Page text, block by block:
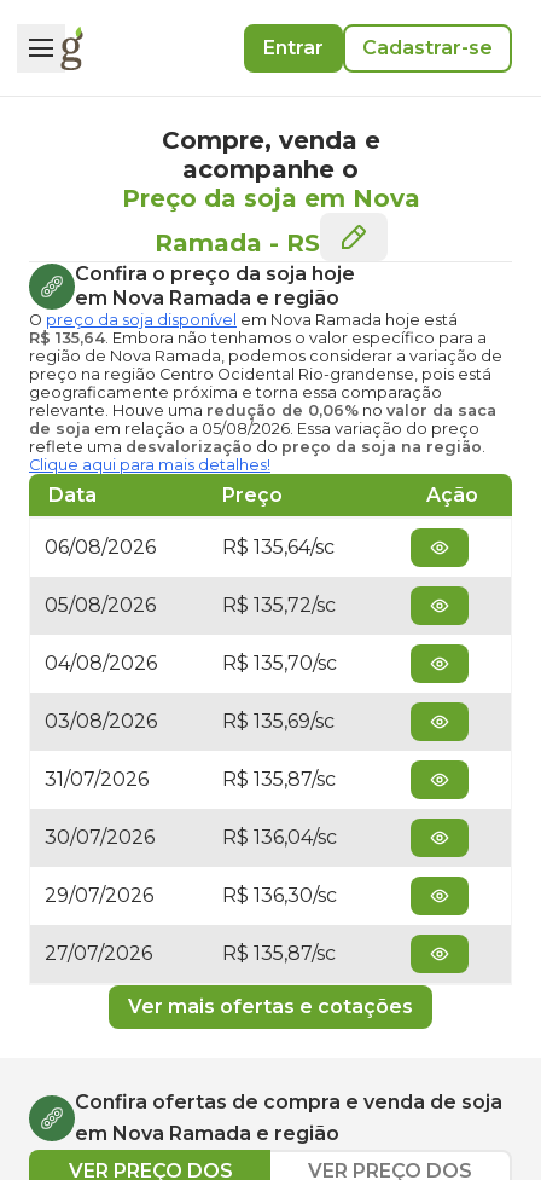
Entrar Cadastrar-se
Compre, venda e
acompanhe o
Preço da soja em Nova
Ramada - RS
Confira o preço da soja hoje
em Nova Ramada e região
O preço da soja disponível em Nova Ramada hoje está
R$ 135,64. Embora não tenhamos o valor específico para a
região de Nova Ramada, podemos considerar a variação de
preço na região Centro Ocidental Rio-grandense, pois está
geograficamente próxima e torna essa comparação
relevante. Houve uma redução de 0,06% no valor da saca
de soja em relação a 05/08/2026. Essa variação do preço
reflete uma desvalorização do preço da soja na região.
Clique aqui para mais detalhes!
Data Preço Ação
06/08/2026 R$ 135,64/sc
05/08/2026 R$ 135,72/sc
04/08/2026 R$ 135,70/sc
03/08/2026 R$ 135,69/sc
31/07/2026 R$ 135,87/sc
30/07/2026 R$ 136,04/sc
29/07/2026 R$ 136,30/sc
27/07/2026 R$ 135,87/sc
Ver mais ofertas e cotações
Confira ofertas de compra e venda de soja
em Nova Ramada e região
VER PREÇO DOS
VER PREÇO DOS